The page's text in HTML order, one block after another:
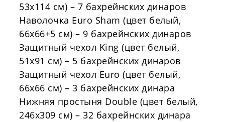
53x114 см) – 7 бахрейнских динаров
Наволочка Euro Sham (цвет белый,
66x66+5 см) – 9 бахрейнских динаров
Защитный чехол King (цвет белый,
51x91 см) – 5 бахрейнских динаров
Защитный чехол Euro (цвет белый,
66x66 см) – 3 бахрейнских динара
Нижняя простыня Double (цвет белый,
246x309 см) – 32 бахрейнских динара